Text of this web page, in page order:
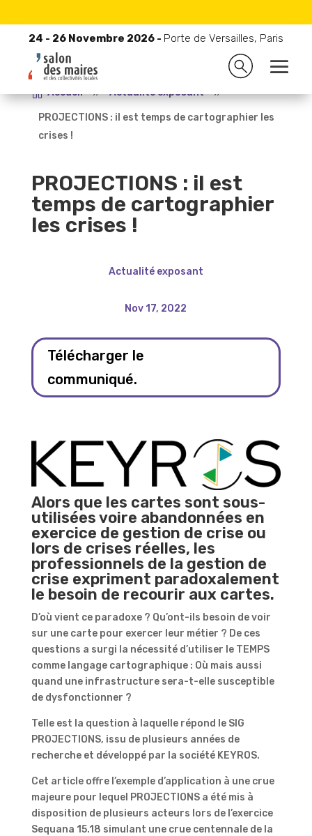
24 - 26 Novembre 2026 - Porte de Versailles, Paris
24 - 26 Novembre 2026 - Porte de Versailles, Paris
 Accueil 9 Actualité exposant 9
PROJECTIONS : il est temps de cartographier les
crises !
PROJECTIONS : il est
temps de cartographier
les crises !
Actualité exposant
Nov 17, 2022
Télécharger le
communiqué.
Alors que les cartes sont sous-
utilisées voire abandonnées en
exercice de gestion de crise ou
lors de crises réelles, les
professionnels de la gestion de
crise expriment paradoxalement
le besoin de recourir aux cartes.
D’où vient ce paradoxe ? Qu’ont-ils besoin de voir
sur une carte pour exercer leur métier ? De ces
questions a surgi la nécessité d’utiliser le TEMPS
comme langage cartographique : Où mais aussi
quand une infrastructure sera-t-elle susceptible
de dysfonctionner ?
Telle est la question à laquelle répond le SIG
PROJECTIONS, issu de plusieurs années de
recherche et développé par la société KEYROS.
Cet article offre l’exemple d’application à une crue
majeure pour lequel PROJECTIONS a été mis à
disposition de plusieurs acteurs lors de l’exercice
Sequana 15.18 simulant une crue centennale de la